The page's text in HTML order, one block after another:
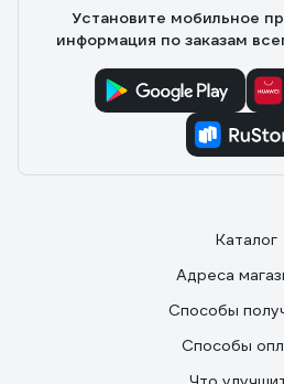
Установите мобильное
информация по заказам
Каталог
Адреса
Способы
Способы